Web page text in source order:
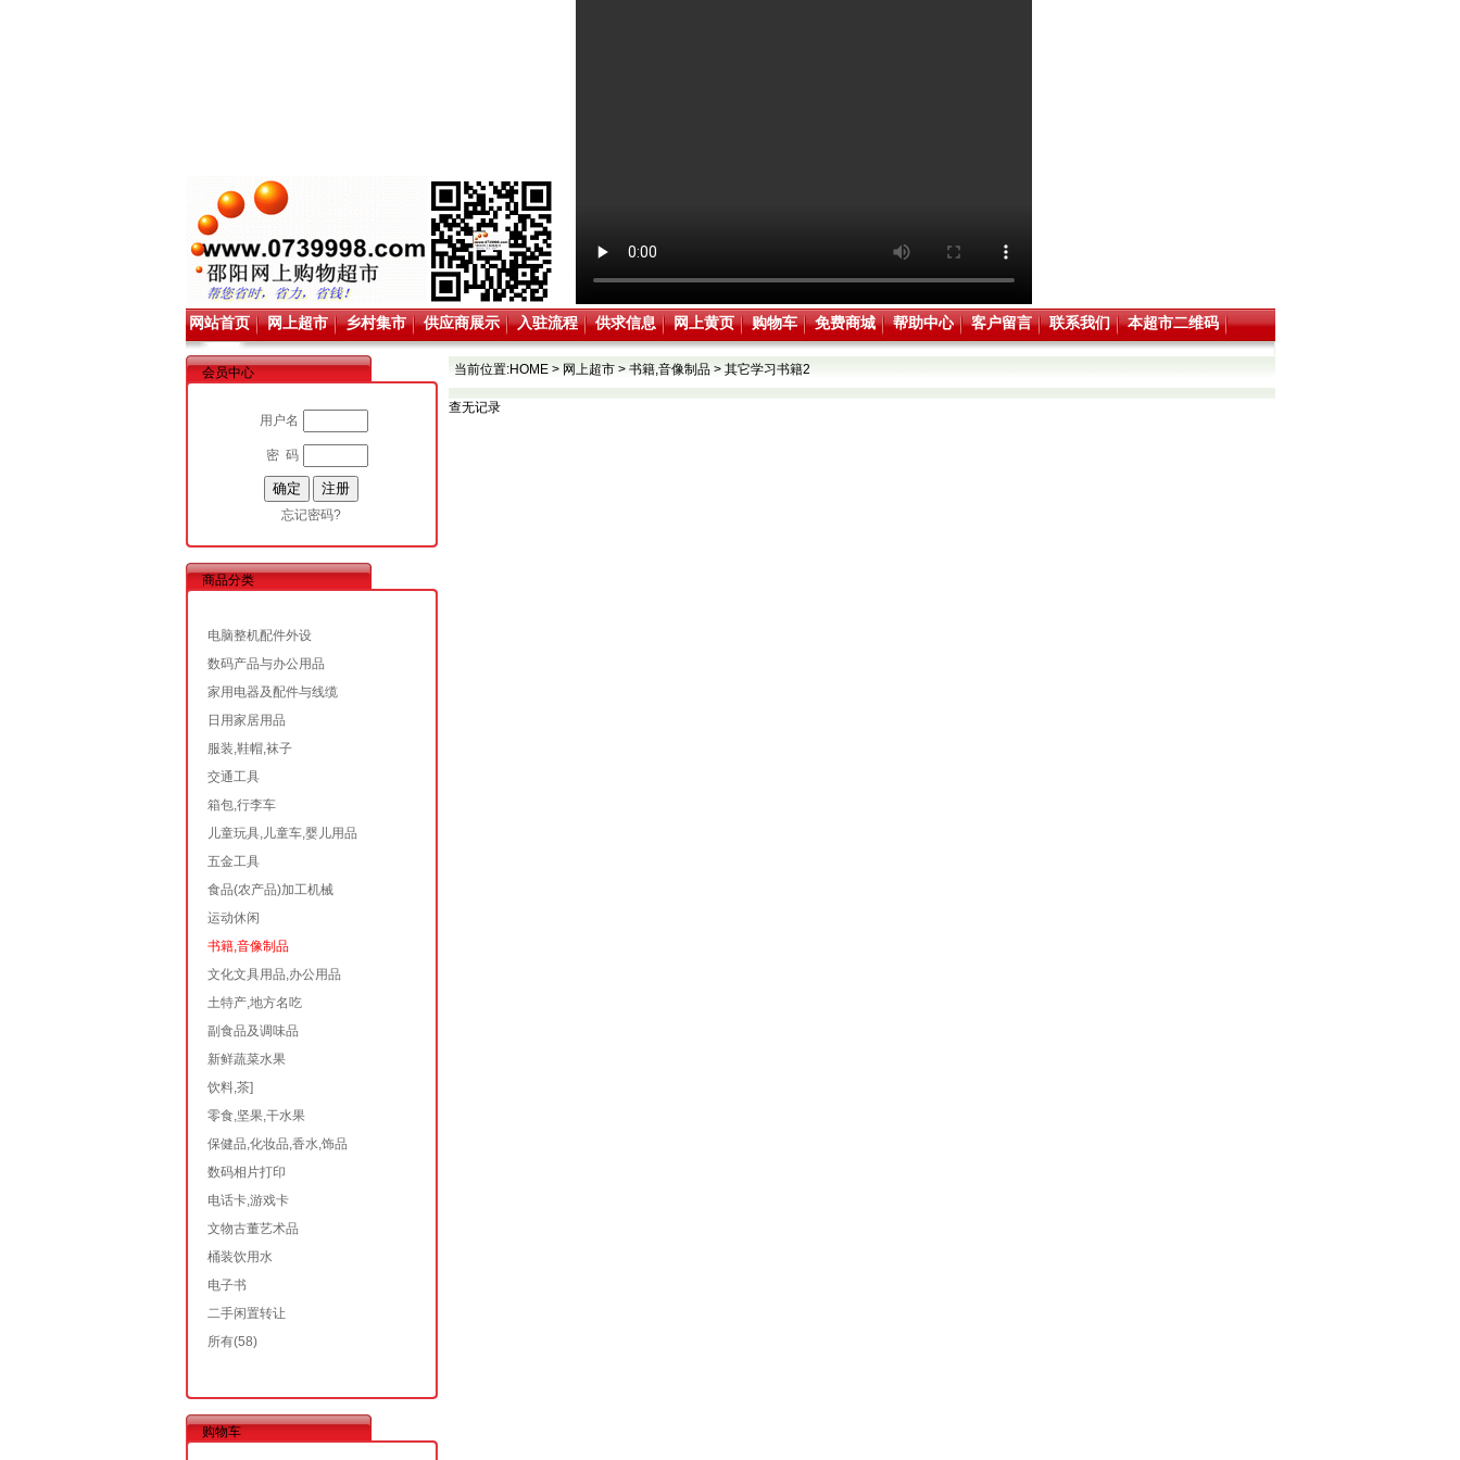
网站首页 网上超市 乡村集市 供应商展示 入驻流程 供求信息 网上黄页 购物车 免费商城 帮助中心 客户留言 联系我们 本超市二维码
会员中心
用户名
密 码
忘记密码?
商品分类
电脑整机配件外设
数码产品与办公用品
家用电器及配件与线缆
日用家居用品
服装,鞋帽,袜子
交通工具
箱包,行李车
儿童玩具,儿童车,婴儿用品
五金工具
食品(农产品)加工机械
运动休闲
书籍,音像制品
文化文具用品,办公用品
土特产,地方名吃
副食品及调味品
新鲜蔬菜水果
饮料,茶]
零食,坚果,干水果
保健品,化妆品,香水,饰品
数码相片打印
电话卡,游戏卡
文物古董艺术品
桶装饮用水
电子书
二手闲置转让
所有(58)
购物车
当前位置:HOME> 网上超市> 书籍,音像制品> 其它学习书籍2
查无记录